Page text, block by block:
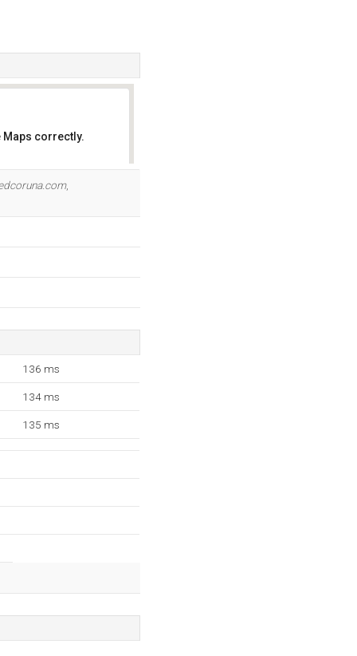
Maps correctly.
,
136 ms
134 ms
135 ms